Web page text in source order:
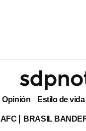
Opinión Estilo de vida
BRASIL